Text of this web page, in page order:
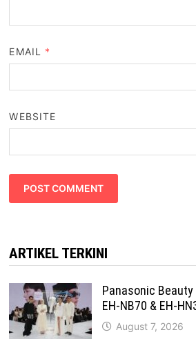
EMAIL *
WEBSITE
ARTIKEL TERKINI
Panasonic
EH-NB70 & EH-
August 7, 2026